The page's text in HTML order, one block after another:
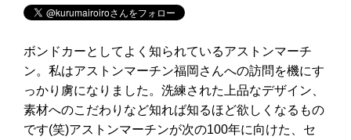
ボンドカーとしてよく知られているアストンマーチ
ン。私はアストンマーチン福岡さんへの訪問を機にす
っかり虜になりました。洗練された上品なデザイン、
素材へのこだわりなど知れば知るほど欲しくなるもの
です(笑)アストンマーチンが次の100年に向けた、セ